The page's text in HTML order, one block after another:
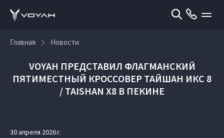
Главная Новости
VOYAH ПРЕДСТАВИЛ ФЛАГМАНСКИЙ
ПЯТИМЕСТНЫЙ КРОССОВЕР ТАЙШАН ИКС 8
/ TAISHAN X8 В ПЕКИНЕ
30 апреля 2026 г.